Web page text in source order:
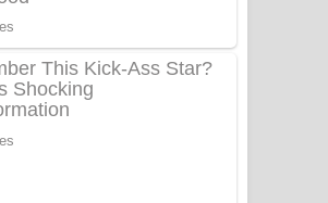
බෙන්තර පාලමේ ගීතයේ පද පෙළ
Sanda Babalena Song Lyrics - සඳ
බැබලෙන ගීතයේ පද පෙළ